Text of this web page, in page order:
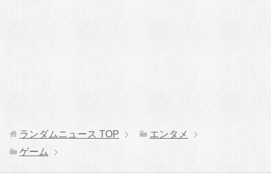
ランダムニュース TOP
エンタメ
ゲーム